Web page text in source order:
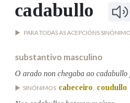
CASA-
HISTORIA
PORTAL
Facebook
TwitterYoutubeInstagram
Bluesky
BUSCAR NOS LEMAS
Comeza por
Remata por
cadabullo
PARA TODAS AS ACEPCIÓNS SINÓNIMO
substantivo masculino
O arado non chegaba ao
SINÓNIMOS cabeceiro, coudullo